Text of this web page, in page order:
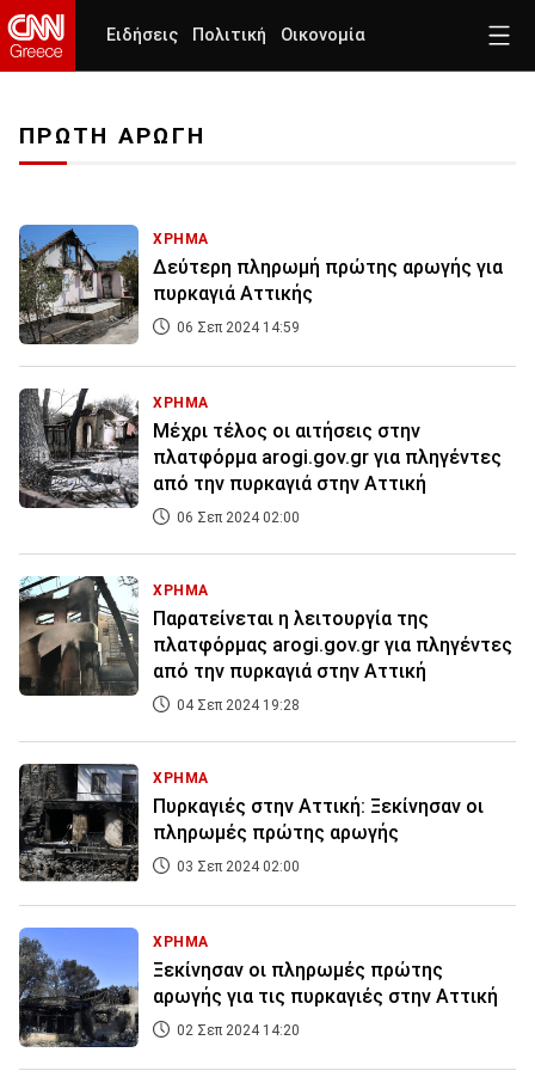
Ειδήσεις Πολιτική Οικονομία
ΠΡΩΤΗ ΑΡΩΓΗ
ΧΡΗΜΑ
Δεύτερη πληρωμή πρώτης αρωγής για
πυρκαγιά Αττικής
06 Σεπ 2024 14:59
ΧΡΗΜΑ
Μέχρι τέλος οι αιτήσεις στην
πλατφόρμα arogi.gov.gr για πληγέντες
από την πυρκαγιά στην Αττική
06 Σεπ 2024 02:00
ΧΡΗΜΑ
Παρατείνεται η λειτουργία της
πλατφόρμας arogi.gov.gr για πληγέντες
από την πυρκαγιά στην Αττική
04 Σεπ 2024 19:28
ΧΡΗΜΑ
Πυρκαγιές στην Αττική: Ξεκίνησαν οι
πληρωμές πρώτης αρωγής
03 Σεπ 2024 02:00
ΧΡΗΜΑ
Ξεκίνησαν οι πληρωμές πρώτης
αρωγής για τις πυρκαγιές στην Αττική
02 Σεπ 2024 14:20